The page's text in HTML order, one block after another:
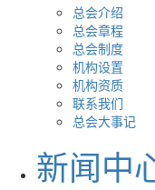
总会介绍
总会章程
总会制度
机构设置
机构资质
联系我们
总会大事记
新闻中